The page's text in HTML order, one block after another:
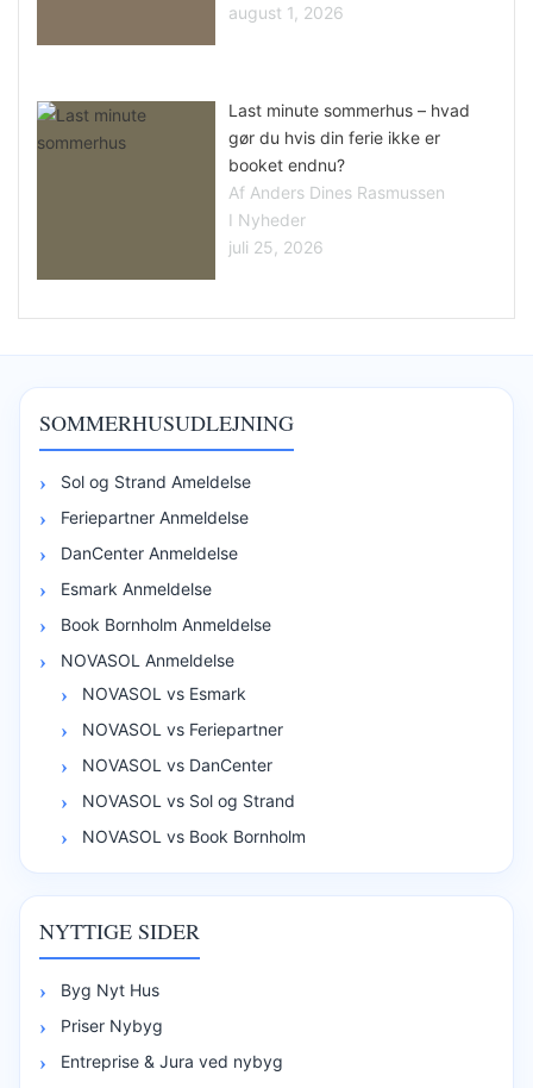
august 1, 2026
Last minute sommerhus – hvad
gør du hvis din ferie ikke er
booket endnu?
Af Anders Dines Rasmussen
I Nyheder
juli 25, 2026
SOMMERHUSUDLEJNING
Sol og Strand Ameldelse
Feriepartner Anmeldelse
DanCenter Anmeldelse
Esmark Anmeldelse
Book Bornholm Anmeldelse
NOVASOL Anmeldelse
NOVASOL vs Esmark
NOVASOL vs Feriepartner
NOVASOL vs DanCenter
NOVASOL vs Sol og Strand
NOVASOL vs Book Bornholm
NYTTIGE SIDER
Byg Nyt Hus
Priser Nybyg
Entreprise & Jura ved nybyg